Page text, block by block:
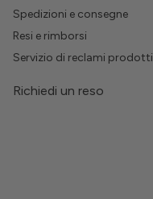
Spedizioni e consegne
Resi e rimborsi
Servizio di reclami prodotti
Richiedi un reso